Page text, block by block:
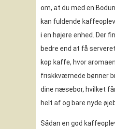
om, at du med en
kan fuldende
i en højere enhed. Der
bedre end at få
kop kaffe, hvor
friskkværnede bønner
dine næsebor, hvilket
helt af og bare nyde
Sådan en god